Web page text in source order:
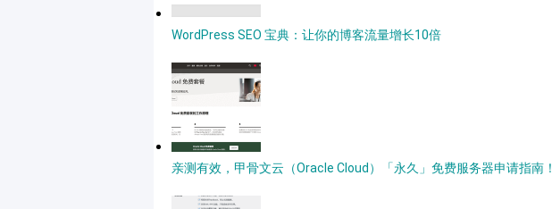
WordPress SEO 宝典：让你的博客流量增长10倍
亲测有效，甲骨文云（Oracle Cloud）「永久」免费服务器申请指南！